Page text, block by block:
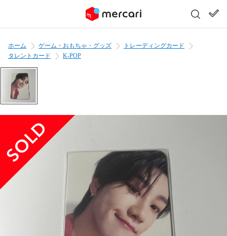
ホーム ゲーム・おもちゃ・グッズ
トレーディングカード
タレントカード
K-POP